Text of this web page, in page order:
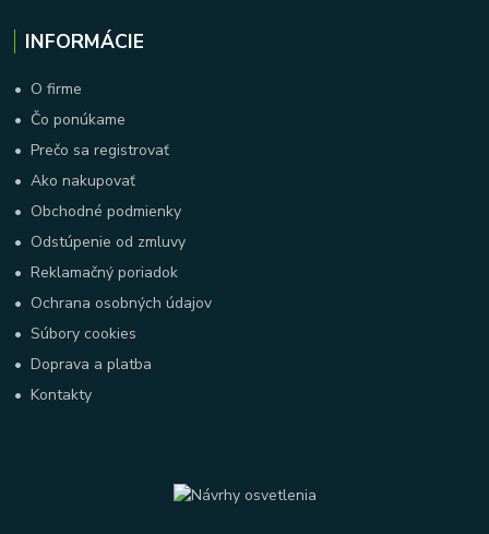
INFORMÁCIE
• O firme
• Čo ponúkame
•Prečo sa registrovať
•Ako nakupovať
• Obchodné podmienky
• Odstúpenie od zmluvy
•Reklamačný poriadok
• Ochrana osobných údajov
•Súbory cookies
•Doprava a platba
•Kontakty